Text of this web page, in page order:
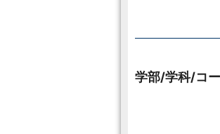
学部/学科/コ